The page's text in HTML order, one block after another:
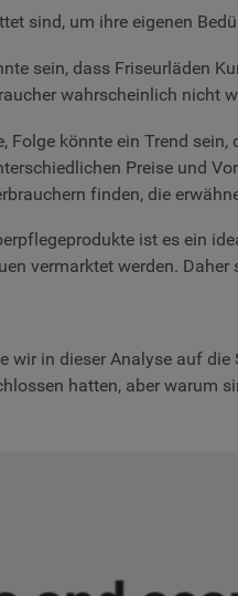
sind, um ihre eigenen
sein, dass Friseurläden
wahrscheinlich nicht
Folge könnte ein Trend
Preise und
finden, die
ist es ein
vermarktet werden.
wir in dieser Analyse auf
hatten, aber warum